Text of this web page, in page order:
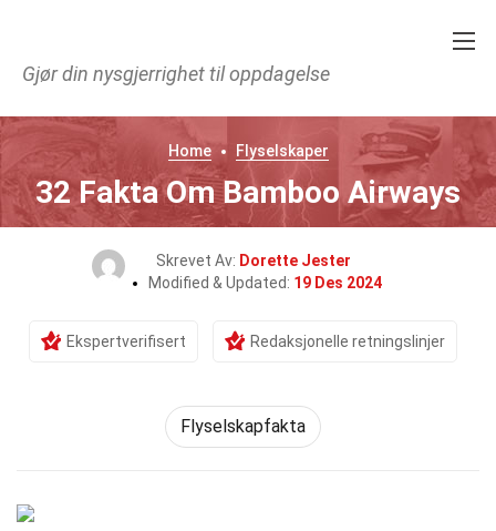
Gjør din nysgjerrighet til oppdagelse
Home Flyselskaper
32 Fakta Om Bamboo Airways
Skrevet Av: Dorette Jester
Modified & Updated: 19 Des 2024
Ekspertverifisert Redaksjonelle retningslinjer
Flyselskapfakta